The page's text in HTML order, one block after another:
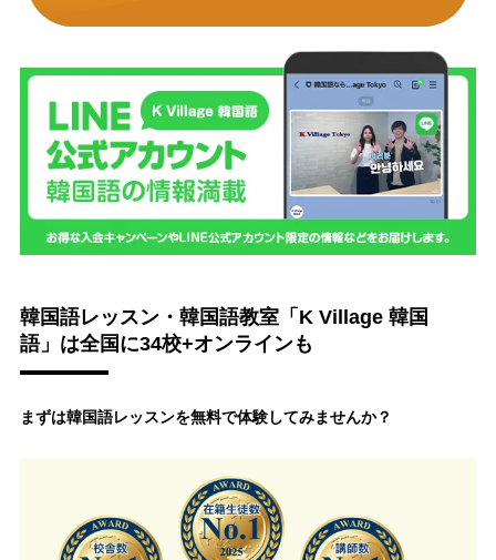
韓国語レッスン・韓国語教室「K Village 韓国
語」は全国に34校+オンラインも
まずは韓国語レッスンを無料で体験してみませんか？